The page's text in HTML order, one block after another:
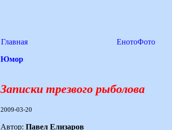
Главная ЕнотоФото
Юмор
Записки трезвого рыболова
2009-03-20
Автор: Павел Елизаров